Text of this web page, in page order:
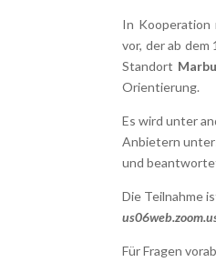
In Kooperation
vor, der ab
Standort
Orientierung.
Es wird unter
Anbietern
und
Die Teilnahme
Für Fragen